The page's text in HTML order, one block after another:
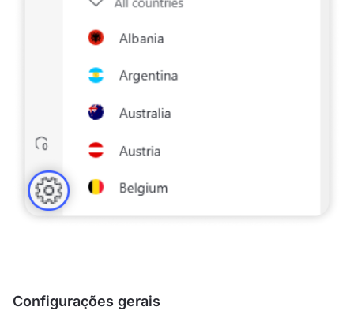
Configurações gerais